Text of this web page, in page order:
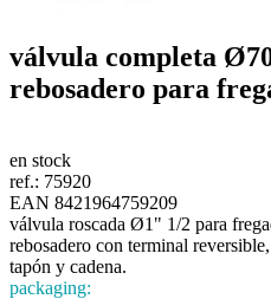
válvula completa
rebosadero para
en stock
ref.: 75920
EAN 8421964759209
válvula roscada Ø1" 1/2 para
rebosadero con terminal
tapón y cadena.
packaging: